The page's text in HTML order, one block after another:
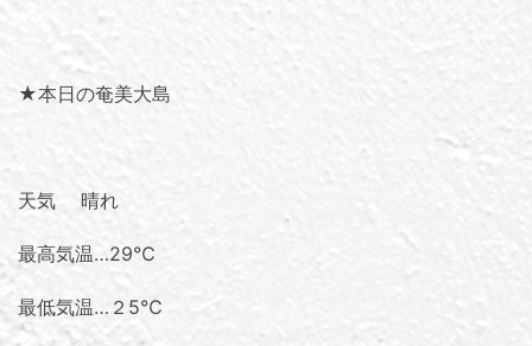
★本日の奄美大島
天気 晴れ
最高気温…29℃
最低気温…２5℃